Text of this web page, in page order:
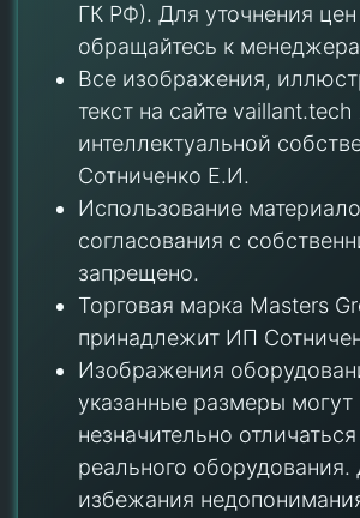
ГК РФ). Для уточнения
обращайтесь к
Все изображения,
текст на сайте
интеллектуальной
Сотниченко Е.И.
Использование
согласования с
запрещено.
Торговая марка Masters
принадлежит ИП
Изображения
указанные размеры могут
незначительно
реального оборудования.
избежания